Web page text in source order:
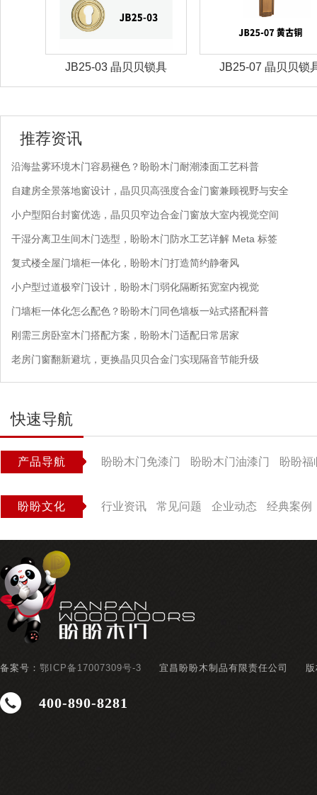
JB25-03 晶贝贝锁具 JB25-07 晶贝贝锁
推荐资讯
沿海盐雾环境木门容易褪色？盼盼木门耐潮漆面工艺科普
自建房全景落地窗设计，晶贝贝高强度合金门窗兼顾视野与安全
小户型阳台封窗优选，晶贝贝窄边合金门窗放大室内视觉空间
干湿分离卫生间木门选型，盼盼木门防水工艺详解 Meta 标签
复式楼全屋门墙柜一体化，盼盼木门打造简约静奢风
小户型过道极窄门设计，盼盼木门弱化隔断拓宽室内视觉
门墙柜一体化怎么配色？盼盼木门同色墙板一站式搭配科普
刚需三房卧室木门搭配方案，盼盼木门适配日常居家
老房门窗翻新避坑，更换晶贝贝合金门实现隔音节能升级
快速导航
产品导航 盼盼木门免漆门 盼盼木门油漆门 盼盼福
盼盼文化 行业资讯 常见问题 企业动态 经典案例
备案号： 鄂ICP备17007309号-3 宜昌盼盼木制品有限责任公司
400-890-8281